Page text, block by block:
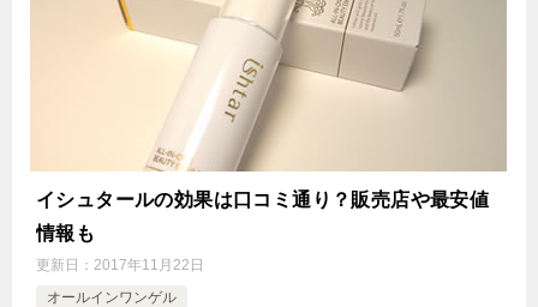
イシュタールの効果は口コミ通り？販売店や最安値
情報も
更新日： 2017年11月22日
オールインワンゲル